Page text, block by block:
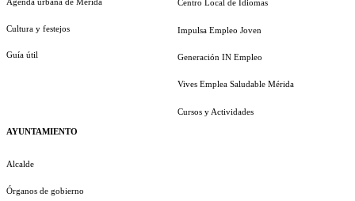
Cultura y festejos
Guía útil
AYUNTAMIENTO
Alcalde
Órganos de gobierno
Centro Local de Idiomas
Impulsa Empleo Joven
Generación IN Empleo
Vives Emplea Saludable Mérida
Cursos y Actividades